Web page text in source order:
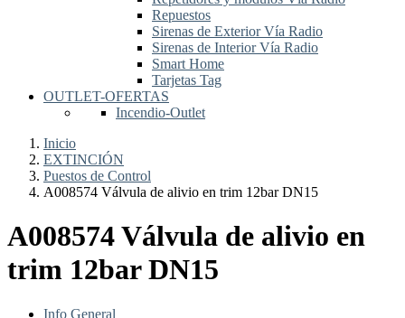
Repuestos
Sirenas de Exterior Vía Radio
Sirenas de Interior Vía Radio
Smart Home
Tarjetas Tag
OUTLET-OFERTAS
Incendio-Outlet
Inicio
EXTINCIÓN
Puestos de Control
A008574 Válvula de alivio en trim 12bar DN15
A008574 Válvula de alivio en
trim 12bar DN15
Info General